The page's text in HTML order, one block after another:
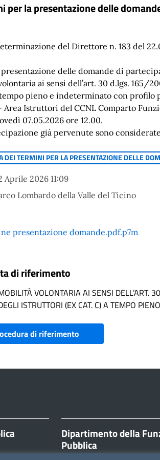
per la presentazione delle
del Direttore n. 183 del
delle domande di
ai sensi dell’art. 30 d.lgs. 165/
pieno e indeterminato con profilo
Area Istruttori del CCNL Comparto
07.05.2026 ore 12.00.
già pervenute sono
DEI TERMINI PER LA PRESENTAZIONE DELLE
Aprile 2026 11:09
Lombardo della Valle del Ticino
presentazione domande.pdf.p7m
di riferimento
VOLONTARIA AI SENSI DELL’ART.
ISTRUTTORI (EX CAT. C) A TEMPO
di riferimento
Dipartimento della
Pubblica